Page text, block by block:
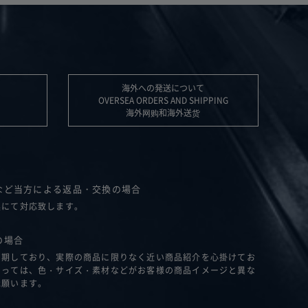
海外への発送について
OVERSEA ORDERS AND SHIPPING
海外网购和海外送货
当方による返品・交換の場合
て対応致します。
場合
しており、実際の商品に限りなく近い商品紹介を心掛けてお
ては、色・サイズ・素材などがお客様の商品イメージと異な
います。